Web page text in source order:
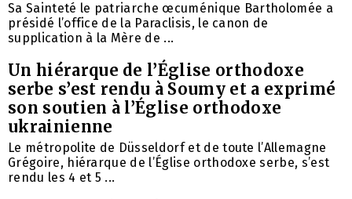
Sa Sainteté le patriarche œcuménique Bartholomée a
présidé l’office de la Paraclisis, le canon de
supplication à la Mère de ...
Un hiérarque de l’Église orthodoxe
serbe s’est rendu à Soumy et a exprimé
son soutien à l’Église orthodoxe
ukrainienne
Le métropolite de Düsseldorf et de toute l’Allemagne
Grégoire, hiérarque de l’Église orthodoxe serbe, s’est
rendu les 4 et 5 ...